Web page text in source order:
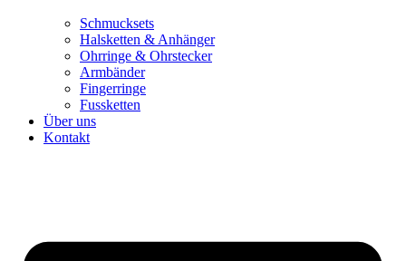
Schmucksets
Halsketten & Anhänger
Ohrringe & Ohrstecker
Armbänder
Fingerringe
Fussketten
Über uns
Kontakt